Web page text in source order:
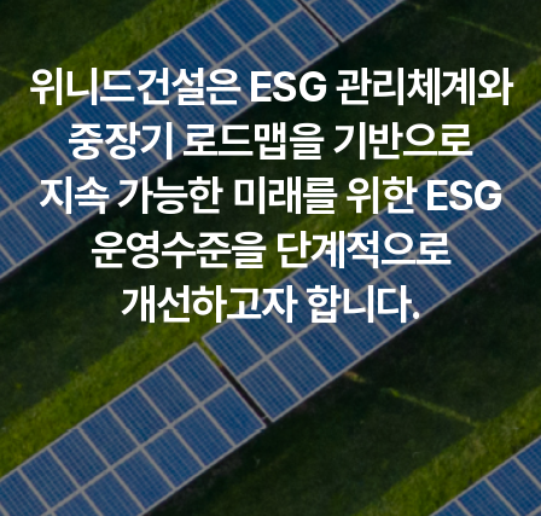
위니드건설은 ESG 관리체계와
중장기 로드맵을 기반으로
지속 가능한 미래를 위한 ESG
운영수준을 단계적으로
개선하고자 합니다.